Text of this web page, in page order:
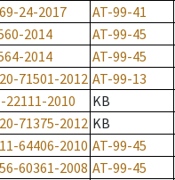
24-2017 AT-99-41
2014 AT-99-45
2014 AT-99-45
71501-2012 AT-99-13
22111-2010 KB
71375-2012 KB
64406-2010 AT-99-45
60361-2008 AT-99-45